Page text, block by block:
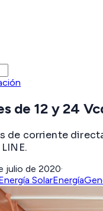
de 12 y 24
de corriente
julio de 2020·
SolarEnergía